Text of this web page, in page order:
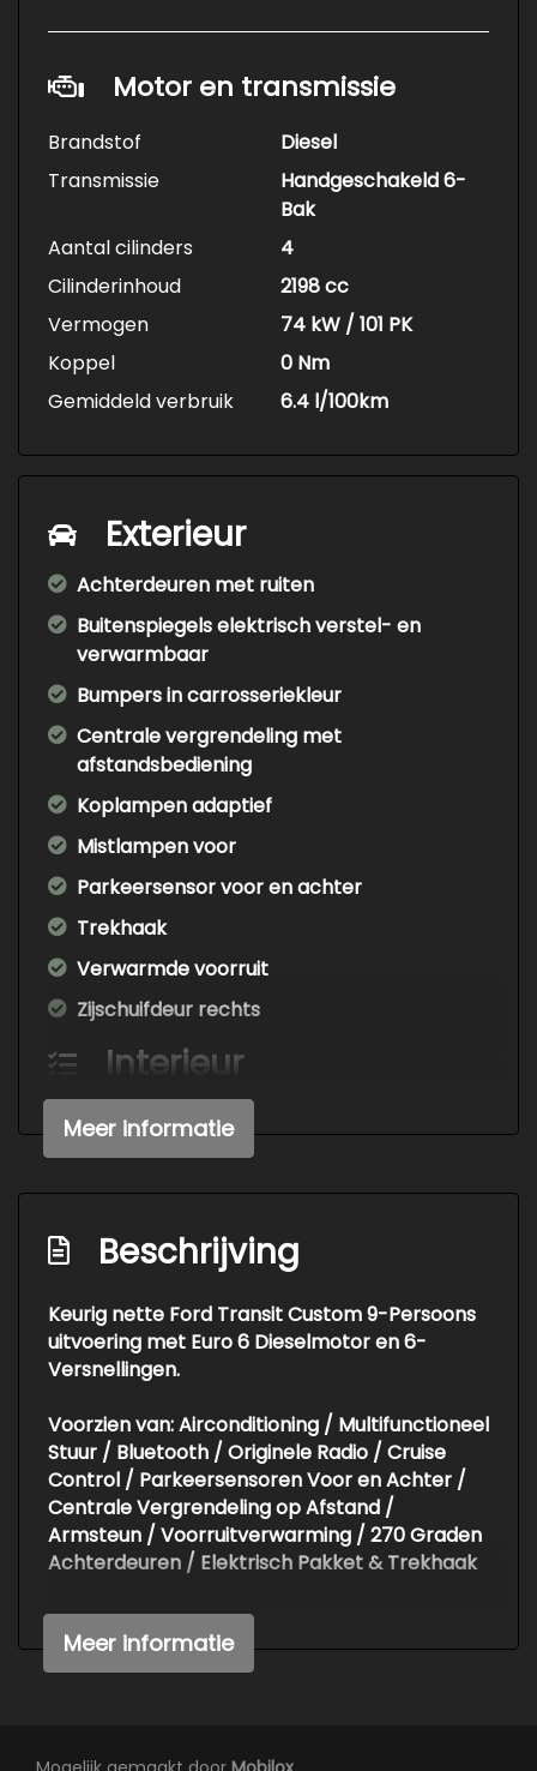
Motor en transmissie
Brandstof
Diesel
Transmissie
Handgeschakeld 6-
Bak
Aantal cilinders
4
Cilinderinhoud
2198 cc
Vermogen
74 kW / 101 PK
Koppel
0 Nm
Gemiddeld verbruik
6.4 l/100km
Exterieur
Achterdeuren met ruiten
Buitenspiegels elektrisch verstel- en
verwarmbaar
Bumpers in carrosseriekleur
Centrale vergrendeling met
afstandsbediening
Koplampen adaptief
Mistlampen voor
Parkeersensor voor en achter
Trekhaak
Verwarmde voorruit
Zijschuifdeur rechts
Interieur
Airco
Armsteun voor
Bestuurdersstoel in hoogte verstelbaar
Elektrische ramen voor
Lederen versnellingspook
Lendesteun(en) verstelbaar
Stuur leder
Stuurbekrachtiging
Overige
Anti blokkeer systeem
Elektronisch stabiliteits programma
Meer informatie
Beschrijving
Keurig nette Ford Transit Custom 9-Persoons
uitvoering met Euro 6 Dieselmotor en 6-
Versnellingen.
Voorzien van: Airconditioning / Multifunctioneel
Stuur / Bluetooth / Originele Radio / Cruise
Control / Parkeersensoren Voor en Achter /
Centrale Vergrendeling op Afstand /
Armsteun / Voorruitverwarming / 270 Graden
Achterdeuren / Elektrisch Pakket & Trekhaak
Prijs is Exclusief BTW!!
Nieuwe APK t/m Mei 2027!!
informatie in deze advertentie correct weer te
Meer informatie